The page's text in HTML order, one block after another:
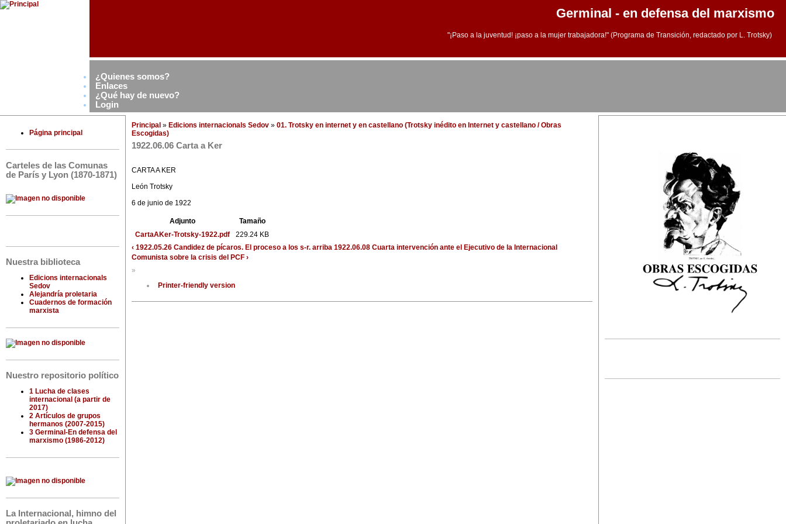
Germinal - en defensa del marxismo
"¡Paso a la juventud! ¡paso a la mujer trabajadora!" (Programa de Transición, redactado por L. Trotsky)
¿Quienes somos?
Enlaces
¿Qué hay de nuevo?
Login
Página principal
Carteles de las Comunas
de París y Lyon (1870-1871)
Nuestra biblioteca
Edicions internacionals
Sedov
Alejandría proletaria
Cuadernos de formación
marxista
Nuestro repositorio político
1 Lucha de clases
internacional (a partir de
2017)
2 Artículos de grupos
hermanos (2007-2015)
3 Germinal-En defensa del
marxismo (1986-2012)
La Internacional, himno del
Principal » Edicions internacionals Sedov » 01. Trotsky en internet y en castellano (Trotsky inédito en Internet y castellano / Obras
Escogidas)
1922.06.06 Carta a Ker
CARTA A KER
León Trotsky
6 de junio de 1922
Adjunto
Tamaño
CartaAKer-Trotsky-1922.pdf
229.24 KB
‹ 1922.05.26 Candidez de pícaros. El proceso a los s-r. arriba 1922.06.08 Cuarta intervención ante el Ejecutivo de la Internacional
Comunista sobre la crisis del PCF ›
»
Printer-friendly version